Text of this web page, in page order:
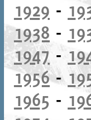
1929 -
1938 -
1947 -
1956-
1965 -